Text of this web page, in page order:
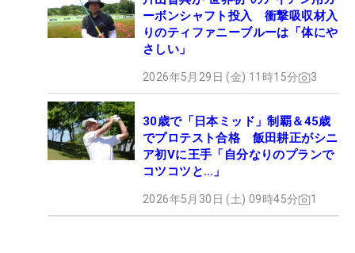
ーボンシャフト投入 衝撃吸収材入
りのティファニーブルーは「体にや
さしい」
2026年5月29日 (金) 11時15分 3
30歳で「日本ミッド」制覇＆45歳
でプロテスト合格 飯田耕正がシニ
ア初Vに王手「自分なりのプランで
コツコツと…」
2026年5月30日 (土) 09時45分 1